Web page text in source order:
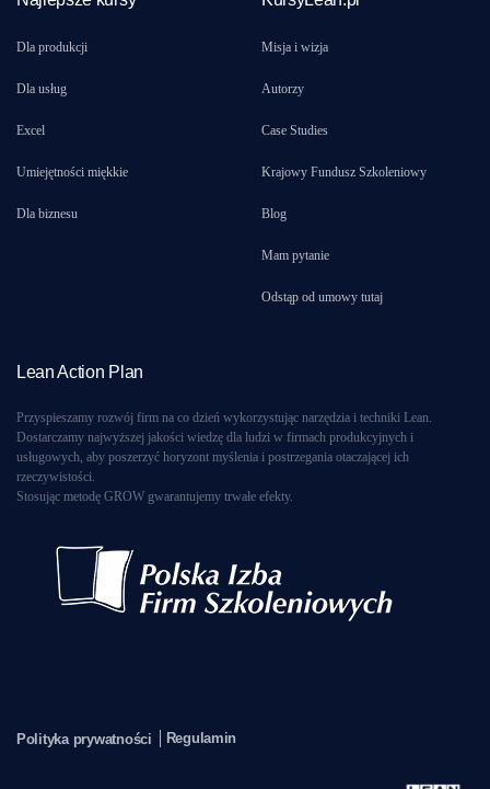
Dla produkcji
Dla usług
Excel
Umiejętności miękkie
Dla biznesu
Misja i wizja
Autorzy
Case Studies
Krajowy Fundusz Szkoleniowy
Blog
Mam pytanie
Odstąp od umowy tutaj
Lean Action Plan
Przyspieszamy rozwój firm na co dzień wykorzystując narzędzia i techniki Lean.
Dostarczamy najwyższej jakości wiedzę dla ludzi w firmach produkcyjnych i
usługowych, aby poszerzyć horyzont myślenia i postrzegania otaczającej ich
rzeczywistości.
Stosując metodę GROW gwarantujemy trwałe efekty.
Polityka prywatności Regulamin